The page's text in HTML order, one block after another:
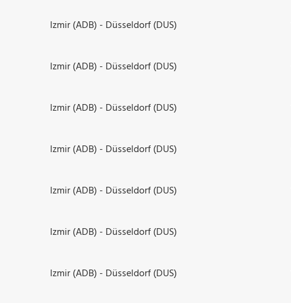
Izmir (ADB) - Düsseldorf (DUS)
Izmir (ADB) - Düsseldorf (DUS)
Izmir (ADB) - Düsseldorf (DUS)
Izmir (ADB) - Düsseldorf (DUS)
Izmir (ADB) - Düsseldorf (DUS)
Izmir (ADB) - Düsseldorf (DUS)
Izmir (ADB) - Düsseldorf (DUS)